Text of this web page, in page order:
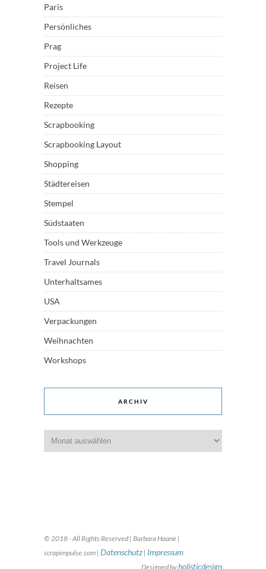
Paris
Persönliches
Prag
Project Life
Reisen
Rezepte
Scrapbooking
Scrapbooking Layout
Shopping
Städtereisen
Stempel
Südstaaten
Tools und Werkzeuge
Travel Journals
Unterhaltsames
USA
Verpackungen
Weihnachten
Workshops
ARCHIV
© 2018 - All Rights Reserved | Barbara Haane |
scrapimpulse.com | Datenschutz | Impressum
Designed byholisticdesign